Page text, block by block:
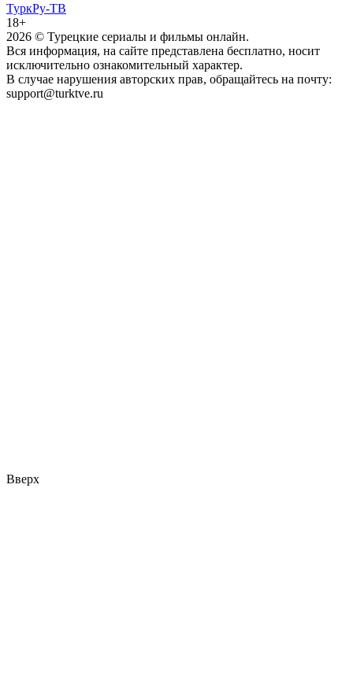
ТуркРу-ТВ
18+
2026 © Турецкие сериалы и фильмы онлайн.
Вся информация, на сайте представлена бесплатно, носит
исключительно ознакомительный характер.
В случае нарушения авторских прав, обращайтесь на почту:
support@turktve.ru
Вверх